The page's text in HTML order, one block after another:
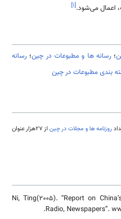
اعمال می‌شود.[۱]
؛ رسانه ها و مطبوعات در چین؛ رسانه
بندی مطبوعات در چین
روزنامه ها و مجلات در چین
از 27هزار عنوان
Ni, Ting(2005). “Report on
Radio, Newspapers”.